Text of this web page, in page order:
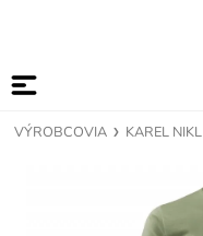
VÝROBCOVIA KAREL NIKL